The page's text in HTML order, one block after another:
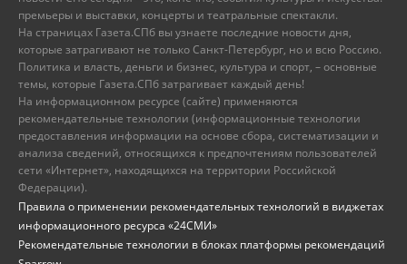
премьеры и выставки, концерты и театральные спектакли.
На страницах Газета.СПб вы узнаете последние новости дня,
которые затрагивают не только Санкт-Петербург, но и всю Россию.
Политика и власть, деньги и бизнес, культура и спорт, – основные
темы, которые Газета.СПб затрагивает каждый день!
На информационном ресурсе (сайте) применяются
рекомендательные технологии (информационные технологии
предоставления информации на основе сбора, систематизации и
анализа сведений, относящихся к предпочтениям пользователей
сети «Интернет», находящихся на территории Российской
Федерации).
Правила о применении рекомендательных технологий в виджетах
информационного ресурса «24СМИ»
Рекомендательные технологии в блоках платформы рекомендаций